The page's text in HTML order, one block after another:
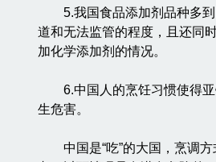
5.我国食品添加剂品种多到
道和无法监管的程度，且还同
加化学添加剂的情况。
6.中国人的烹饪习惯使得亚
生危害。
中国是“吃”的大国，烹调方